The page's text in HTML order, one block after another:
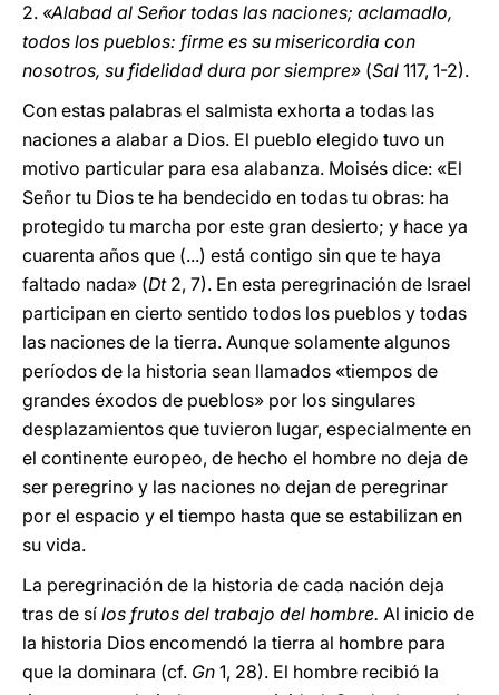
2. «Alabad al Señor todas las naciones; aclamadlo,
todos los pueblos: firme es su misericordia con
nosotros, su fidelidad dura por siempre» (Sal 117, 1-2).
Con estas palabras el salmista exhorta a todas las
naciones a alabar a Dios. El pueblo elegido tuvo un
motivo particular para esa alabanza. Moisés dice: «El
Señor tu Dios te ha bendecido en todas tu obras: ha
protegido tu marcha por este gran desierto; y hace ya
cuarenta años que (...) está contigo sin que te haya
faltado nada» (Dt2, 7). En esta peregrinación de Israel
participan en cierto sentido todos los pueblos y todas
las naciones de la tierra. Aunque solamente algunos
períodos de la historia sean llamados «tiempos de
grandes éxodos de pueblos» por los singulares
desplazamientos que tuvieron lugar, especialmente en
el continente europeo, de hecho el hombre no deja de
ser peregrino y las naciones no dejan de peregrinar
por el espacio y el tiempo hasta que se estabilizan en
su vida.
La peregrinación de la historia de cada nación deja
tras de sí los frutos del trabajo del hombre. Al inicio de
la historia Dios encomendó la tierra al hombre para
que la dominara (cf. Gn 1, 28). El hombre recibió la